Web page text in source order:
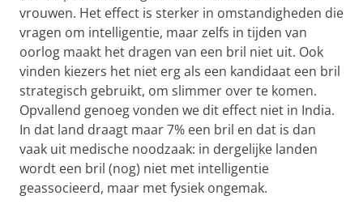
vrouwen. Het effect is sterker in omstandigheden die
vragen om intelligentie, maar zelfs in tijden van
oorlog maakt het dragen van een bril niet uit. Ook
vinden kiezers het niet erg als een kandidaat een bril
strategisch gebruikt, om slimmer over te komen.
Opvallend genoeg vonden we dit effect niet in India.
In dat land draagt maar 7% een bril en dat is dan
vaak uit medische noodzaak: in dergelijke landen
wordt een bril (nog) niet met intelligentie
geassocieerd, maar met fysiek ongemak.